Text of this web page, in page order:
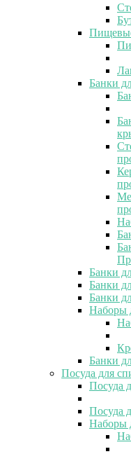
Банки
Банки
Банки
Банки
Наборы
Банки
Посуда для
Посуда
Посуда
Наборы